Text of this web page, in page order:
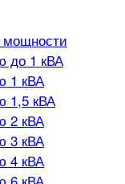
до 1 кВА
1 кВА
1,5 кВА
2 кВА
3 кВА
4 кВА